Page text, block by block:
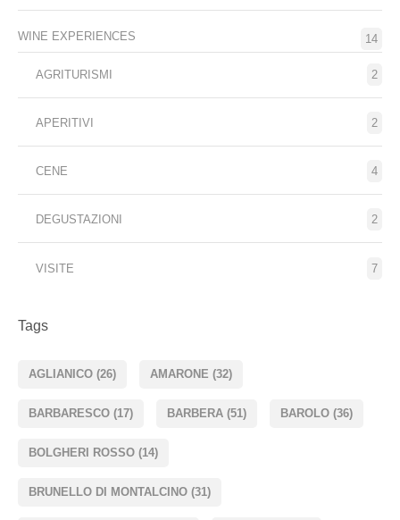
WINE EXPERIENCES 14
AGRITURISMI 2
APERITIVI 2
CENE 4
DEGUSTAZIONI 2
VISITE 7
Tags
AGLIANICO (26) AMARONE (32)
BARBARESCO (17) BARBERA (51) BAROLO (36)
BOLGHERI ROSSO (14)
BRUNELLO DI MONTALCINO (31)